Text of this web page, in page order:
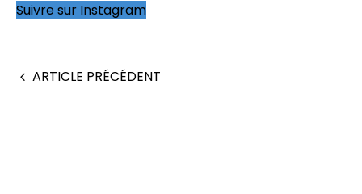
Suivre sur Instagram
ARTICLE PRÉCÉDENT